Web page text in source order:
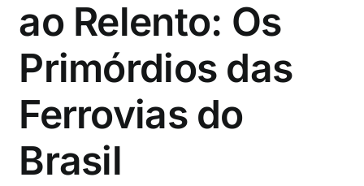
ao Relento: Os
Primórdios das
Ferrovias do
Brasil